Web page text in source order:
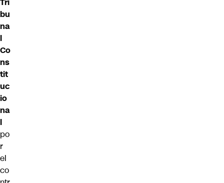
bu
na
l
Co
ns
tit
uc
io
na
l
po
r
el
co